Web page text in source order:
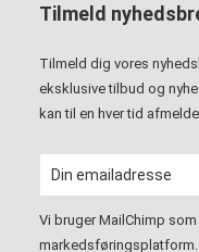
Tilmeld
Tilmeld dig vores
eksklusive tilbud og
kan til en hver tid afmelde
Vi bruger MailChimp som